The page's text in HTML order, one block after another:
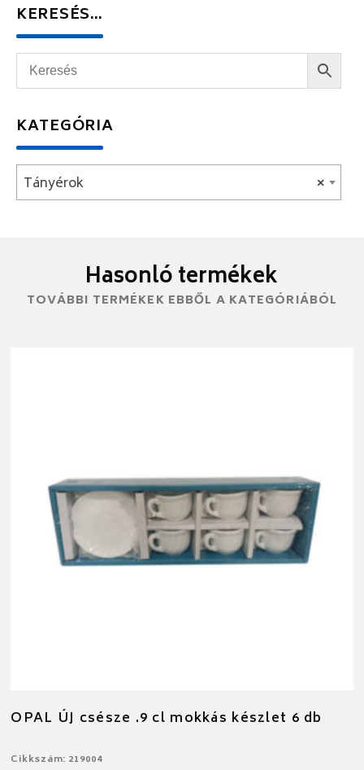
KERESÉS…
KATEGÓRIA
×
Tányérok
Hasonló termékek
TOVÁBBI TERMÉKEK EBBŐL A KATEGÓRIÁBÓL
OPAL ÚJ csésze .9 cl mokkás készlet 6 db
Cikkszám: 219004